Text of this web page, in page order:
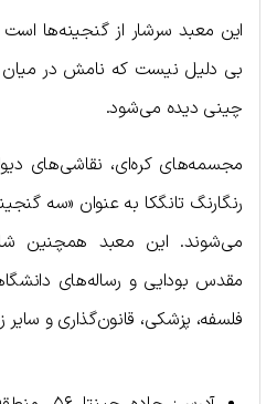
این معبد سرشار از گنجینه‌ها
بی دلیل نیست که نامش در
چینی دیده می‌شود.
مجسمه‌های کره‌ای، نقاشی‌های
رنگارنگ تانگکا به عنوان «سه
می‌شوند. این معبد همچنین
مقدس بودایی و رساله‌های
فلسفه، پزشکی، قانون‌گذاری و